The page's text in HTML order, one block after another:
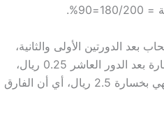
بعد الدورتين الأولى والثانية،
وبين الذين يواصلون حتى الدور العاشر. إذا كان متوسط الخسارة بعد الدور العاشر 0.25 ريال،
فإن اللاعب الأول قد خسر 0.5 ريال فقط، بينما الثاني قد ينتهي بخسارة 2.5 ريال، أي أن الفارق